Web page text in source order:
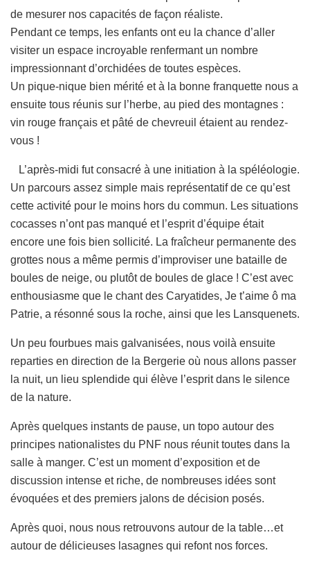
de mesurer nos capacités de façon réaliste.
Pendant ce temps, les enfants ont eu la chance d’aller
visiter un espace incroyable renfermant un nombre
impressionnant d’orchidées de toutes espèces.
Un pique-nique bien mérité et à la bonne franquette nous a
ensuite tous réunis sur l’herbe, au pied des montagnes :
vin rouge français et pâté de chevreuil étaient au rendez-
vous !
L’après-midi fut consacré à une initiation à la spéléologie.
Un parcours assez simple mais représentatif de ce qu’est
cette activité pour le moins hors du commun. Les situations
cocasses n’ont pas manqué et l’esprit d’équipe était
encore une fois bien sollicité. La fraîcheur permanente des
grottes nous a même permis d’improviser une bataille de
boules de neige, ou plutôt de boules de glace ! C’est avec
enthousiasme que le chant des Caryatides, Je t’aime ô ma
Patrie, a résonné sous la roche, ainsi que les Lansquenets.
Un peu fourbues mais galvanisées, nous voilà ensuite
reparties en direction de la Bergerie où nous allons passer
la nuit, un lieu splendide qui élève l’esprit dans le silence
de la nature.
Après quelques instants de pause, un topo autour des
principes nationalistes du PNF nous réunit toutes dans la
salle à manger. C’est un moment d’exposition et de
discussion intense et riche, de nombreuses idées sont
évoquées et des premiers jalons de décision posés.
Après quoi, nous nous retrouvons autour de la table…et
autour de délicieuses lasagnes qui refont nos forces.